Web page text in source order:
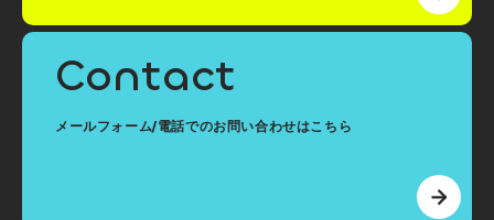
Contact
メールフォーム/電話でのお問い合わせはこちら